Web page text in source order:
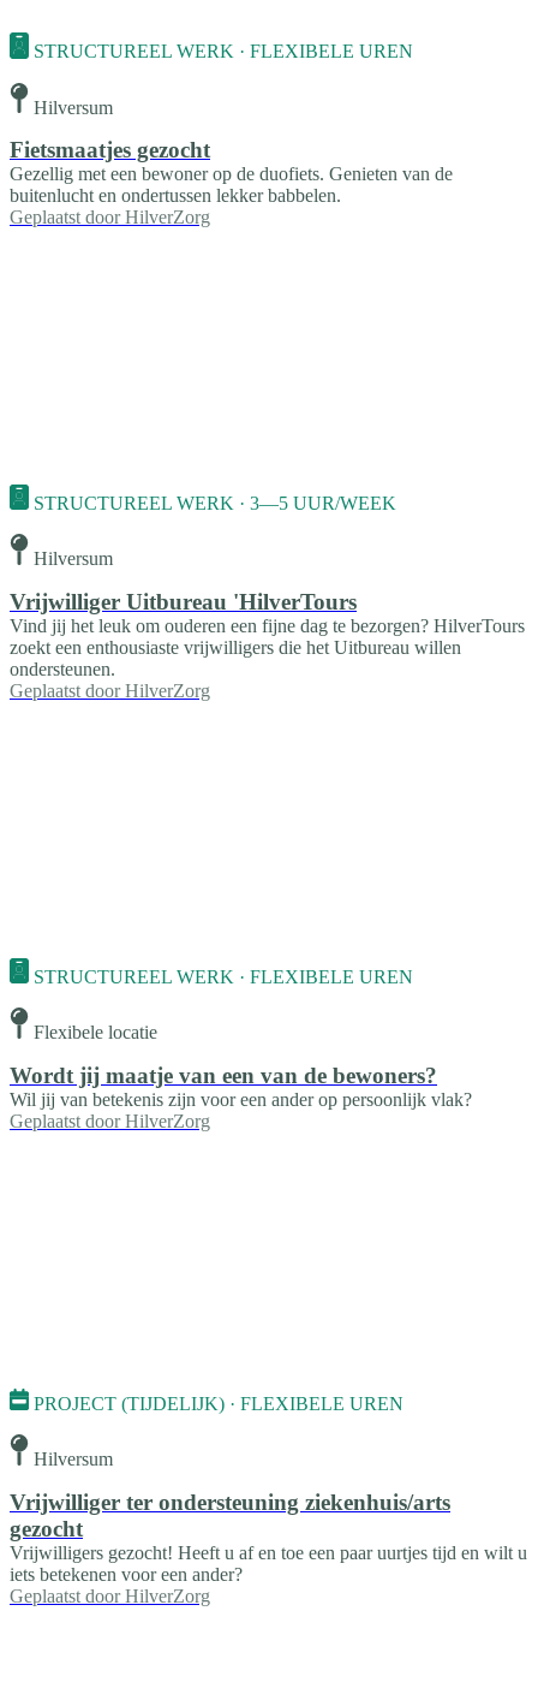
STRUCTUREEL WERK · FLEXIBELE UREN
Hilversum
Fietsmaatjes gezocht
Gezellig met een bewoner op de duofiets. Genieten van de
buitenlucht en ondertussen lekker babbelen.
Geplaatst door HilverZorg
STRUCTUREEL WERK · 3—5 UUR/WEEK
Hilversum
Vrijwilliger Uitbureau 'HilverTours
Vind jij het leuk om ouderen een fijne dag te bezorgen? HilverTours
zoekt een enthousiaste vrijwilligers die het Uitbureau willen
ondersteunen.
Geplaatst door HilverZorg
STRUCTUREEL WERK · FLEXIBELE UREN
Flexibele locatie
Wordt jij maatje van een van de bewoners?
Wil jij van betekenis zijn voor een ander op persoonlijk vlak?
Geplaatst door HilverZorg
PROJECT (TIJDELIJK) · FLEXIBELE UREN
Hilversum
Vrijwilliger ter ondersteuning ziekenhuis/arts
gezocht
Vrijwilligers gezocht! Heeft u af en toe een paar uurtjes tijd en wilt u
iets betekenen voor een ander?
Geplaatst door HilverZorg